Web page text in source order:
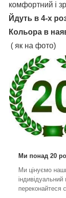
комфортний
Йдуть в 4-х
Кольора в
( як на фото)
Ми понад 20
Ми цінуємо
переконайтеся